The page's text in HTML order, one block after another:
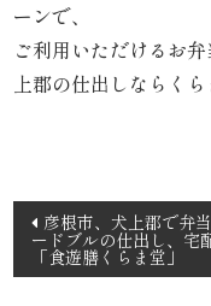
オ
ー
ル
ーンで、
ご利用いただけるお
上郡の仕出しならく
投
稿
ナ
彦根市、犬上郡で弁
ードブルの仕出し、宅
「食遊膳くらま堂」